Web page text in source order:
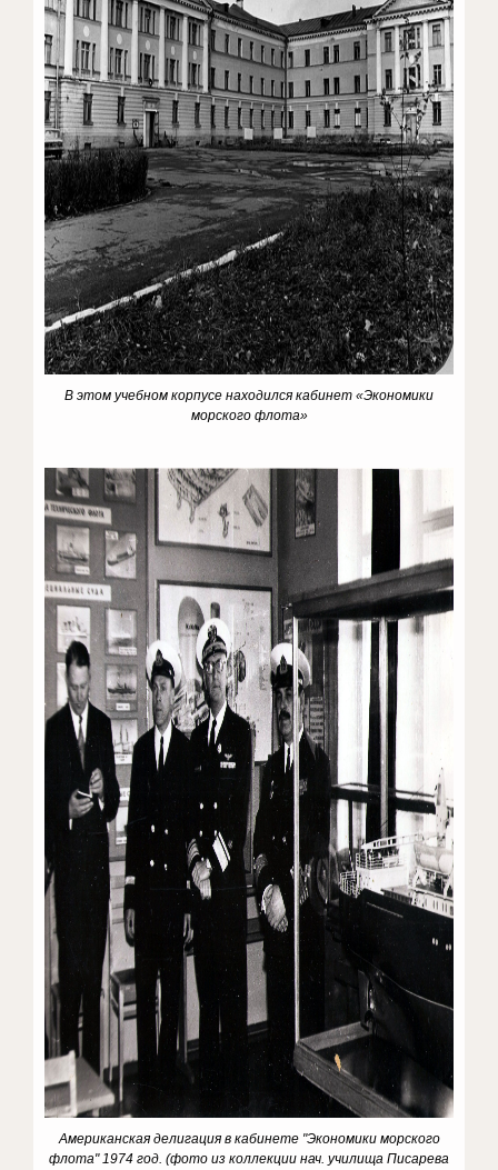
В этом учебном корпусе находился кабинет «Экономики
морского флота»
Американская делигация в кабинете "Экономики морского
флота" 1974 год. (фото из коллекции нач. училища Писарева